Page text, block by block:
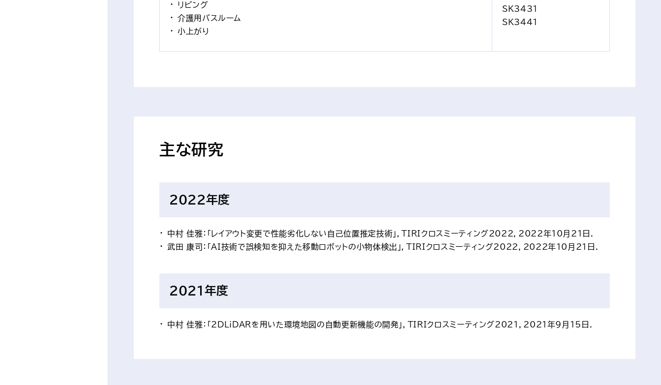
リビング
介護用バスルーム
小上がり
SK3431
SK3441
主な研究
2022年度
中村 佳雅：「レイアウト変更で性能劣化しない自己位置推定技術」，TIRIクロスミーティング2022，2022年10月21日．
武田 康司：「AI技術で誤検知を抑えた移動ロボットの小物体検出」，TIRIクロスミーティング2022，2022年10月21日．
2021年度
中村 佳雅：「2DLiDARを用いた環境地図の自動更新機能の開発」，TIRIクロスミーティング2021，2021年9月15日．